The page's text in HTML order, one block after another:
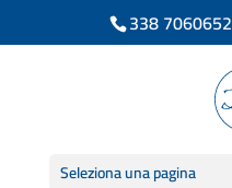
338 7060652
Seleziona una pagina